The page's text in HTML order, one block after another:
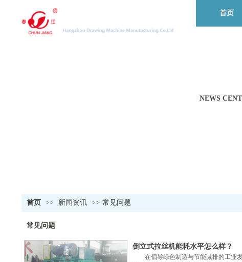
首页
NEWS
首页 >> 新闻资讯 >> 常见问题
常见问题
倒立式拉丝机能耗水平怎么样？
在倡导绿色制造与节能减排的工业发